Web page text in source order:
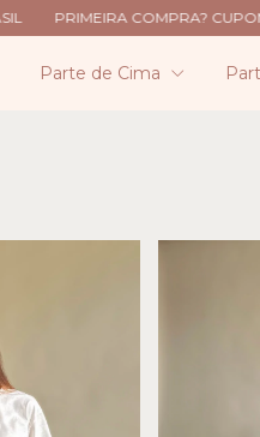
COMPRA? CUPOM
Parte de Cima